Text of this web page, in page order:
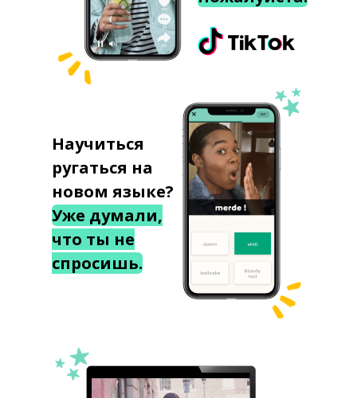
Научиться
ругаться на
новом языке?
Уже думали,
что ты не
спросишь.